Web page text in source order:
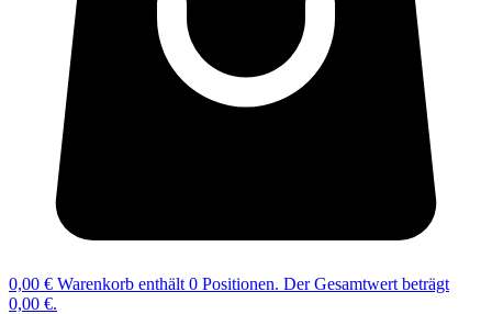
0,00 € Warenkorb enthält 0 Positionen. Der Gesamtwert beträgt
0,00 €.